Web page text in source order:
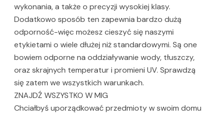
wykonania, a także o precyzji wysokiej klasy.
Dodatkowo sposób ten zapewnia bardzo dużą
odporność-więc możesz cieszyć się naszymi
etykietami o wiele dłużej niż standardowymi. Są one
bowiem odporne na oddziaływanie wody, tłuszczy,
oraz skrajnych temperatur i promieni UV. Sprawdzą
się zatem we wszystkich warunkach.
ZNAJDŹ WSZYSTKO W MIG
Chciałbyś uporządkować przedmioty w swoim domu